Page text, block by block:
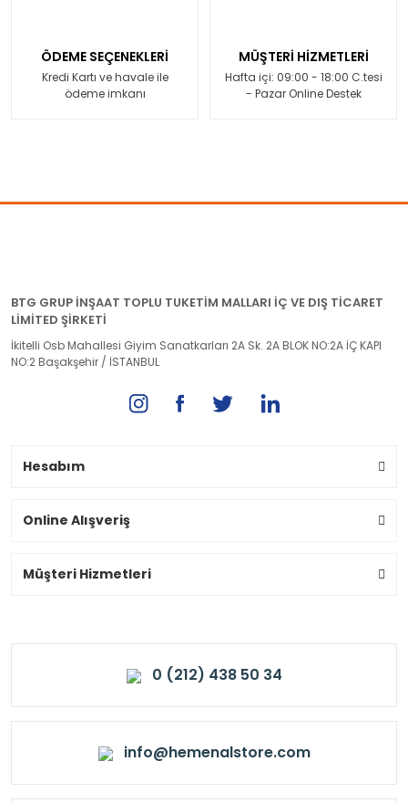
ÖDEME SEÇENEKLERİ
Kredi Kartı ve havale ile
ödeme imkanı
MÜŞTERİ HİZMETLERİ
Hafta içi: 09:00 - 18:00 C.tesi
- Pazar Online Destek
BTG GRUP İNŞAAT TOPLU TUKETİM MALLARI İÇ VE DIŞ TİCARET
LİMİTED ŞİRKETİ
İkitelli Osb Mahallesi Giyim Sanatkarları 2A Sk. 2A BLOK NO:2A İÇ KAPI
NO:2 Başakşehir / İSTANBUL
Hesabım
Online Alışveriş
Müşteri Hizmetleri
0 (212) 438 50 34
info@hemenalstore.com